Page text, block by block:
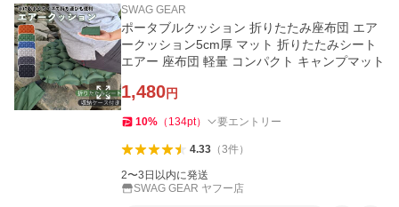
SWAG GEAR
ポータブルクッション 折りたたみ座布団 エア
ークッション5cm厚 マット 折りたたみシート
エアー 座布団 軽量 コンパクト キャンプマット
1,480円
10% （ 134pt） 要エントリー
4.33（3件）
2〜3日以内に発送
SWAG GEAR ヤフー店